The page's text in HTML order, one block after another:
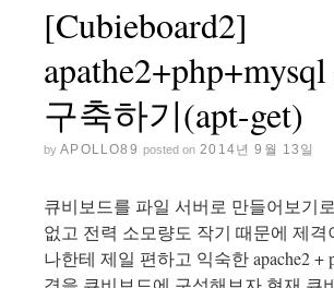
[Cubieboard2]
구축하기(apt-get)
by APOLLO89 posted on 2014년 9월 13일
큐비보드를 파일 서버로 만들어보기
없고 전력 소모량도 작기 때문에 제격
나한테 제일 편하고 익숙한 apache2 +